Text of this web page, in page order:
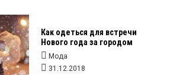
Как одеться для встречи
Нового года за городом
Мода
31.12.2018